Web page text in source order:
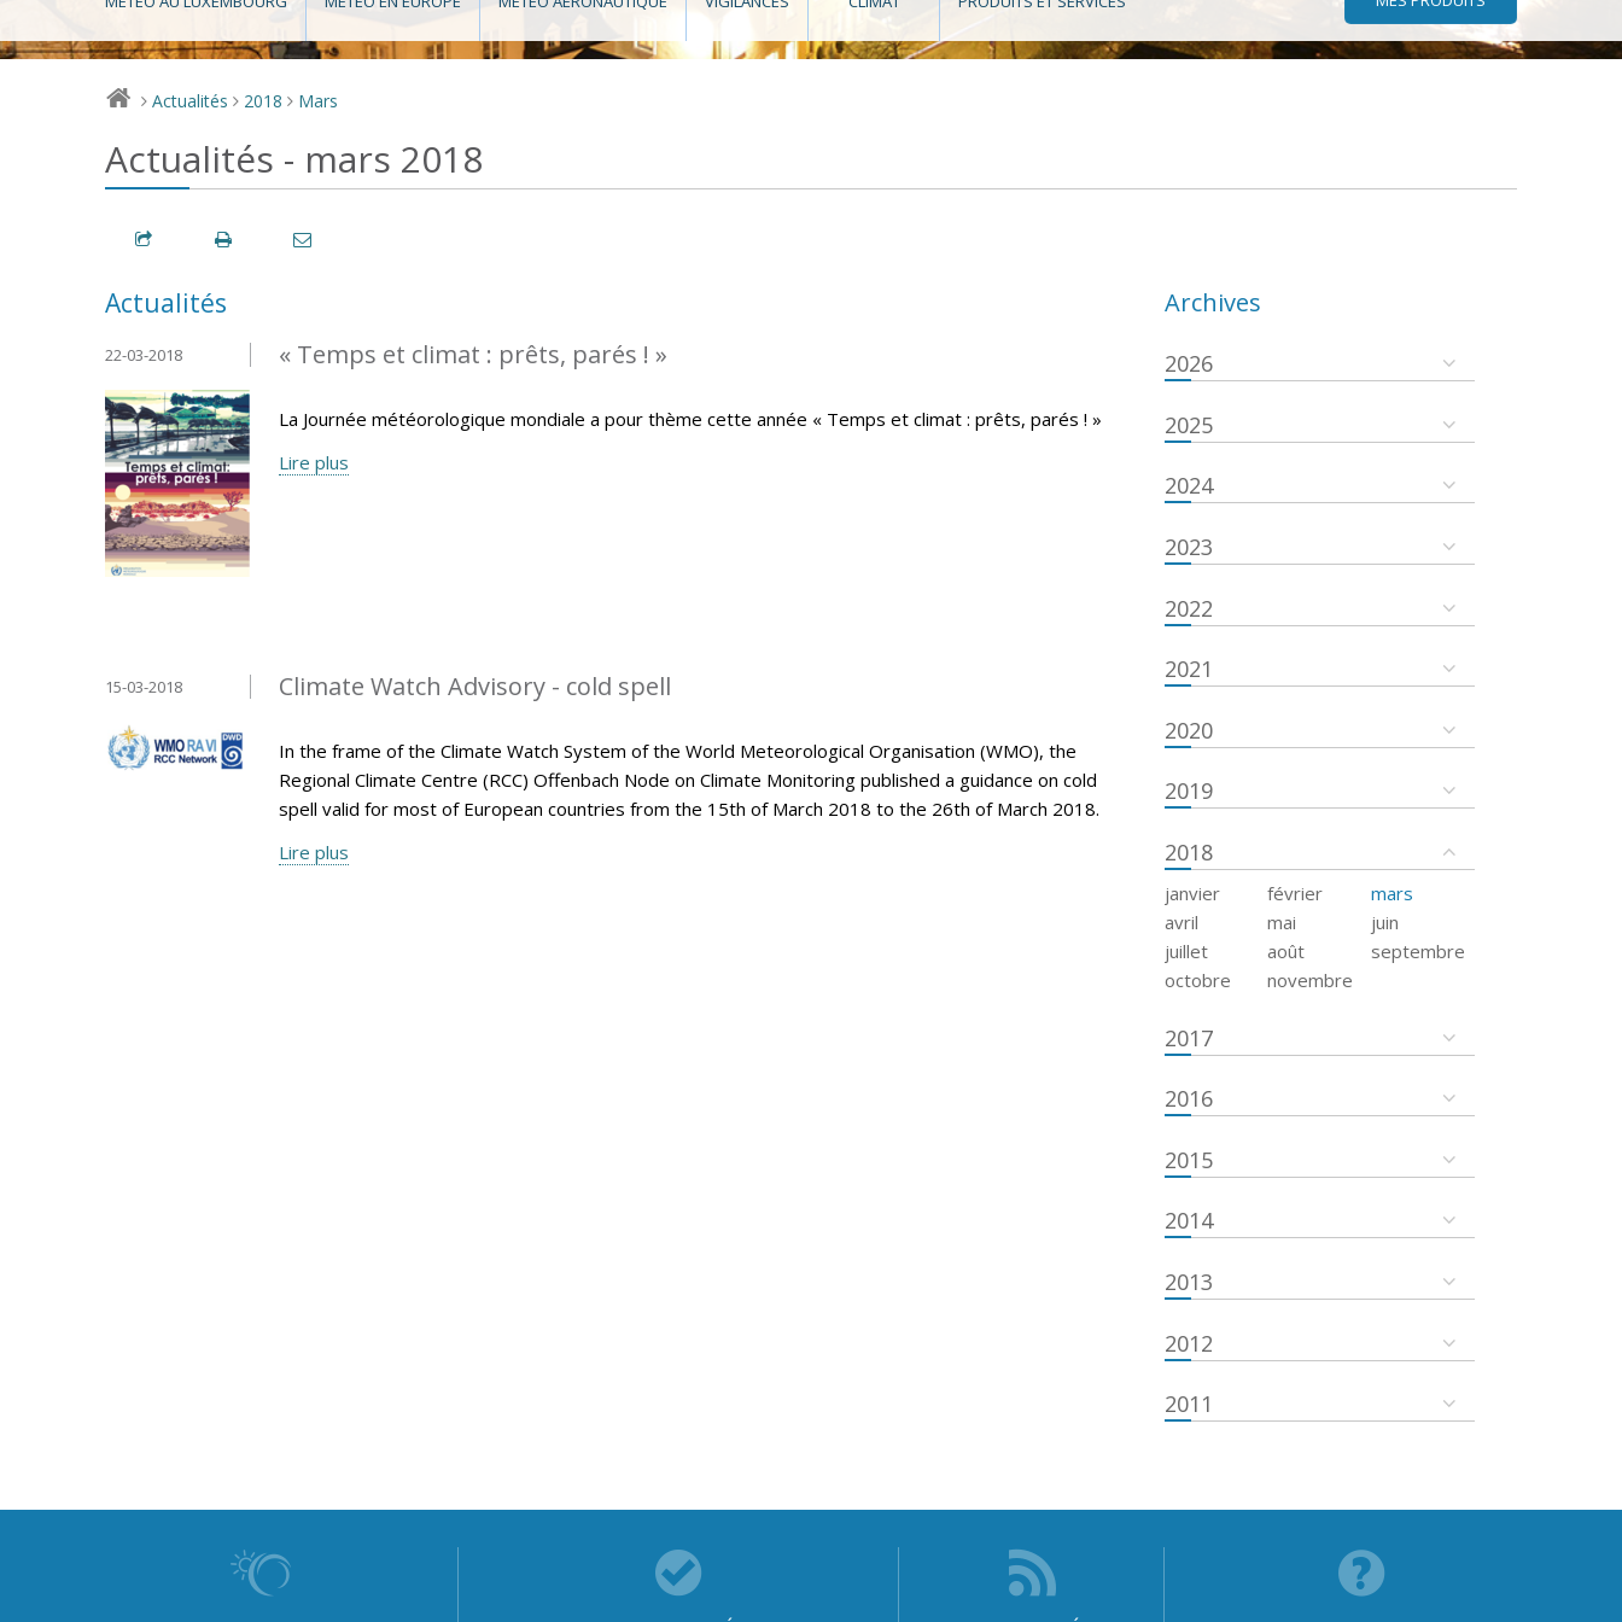
> Actualités > 2018 > Mars
Actualités - mars 2018
Actualités
« Temps et climat : prêts, parés ! »
22-03-2018
La Journée météorologique mondiale a pour thème cette année « Temps et climat : prêts, parés ! »
Lire plus
Climate Watch Advisory - cold spell
15-03-2018
In the frame of the Climate Watch System of the World Meteorological Organisation (WMO), the
Regional Climate Centre (RCC) Offenbach Node on Climate Monitoring published a guidance on cold
spell valid for most of European countries from the 15th of March 2018 to the 26th of March 2018.
Lire plus
Archives
2026
2025
2024
2023
2022
2021
2020
2019
2018
janvier février
mars
avril
mai
juin
juillet
août
septembre
octobre
novembre
2017
2016
2015
2014
2013
2012
2011